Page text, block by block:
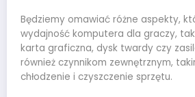
Będziemy omawiać różne aspekty,
wydajność komputera dla graczy,
karta graficzna, dysk twardy czy
również czynnikom zewnętrznym,
chłodzenie i czyszczenie sprzętu.